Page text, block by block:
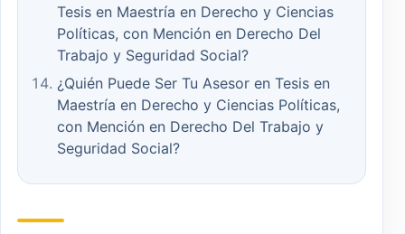
Tesis en Maestría en Derecho y Ciencias
Políticas, con Mención en Derecho Del
Trabajo y Seguridad Social?
¿Quién Puede Ser Tu Asesor en Tesis en
Maestría en Derecho y Ciencias Políticas,
con Mención en Derecho Del Trabajo y
Seguridad Social?